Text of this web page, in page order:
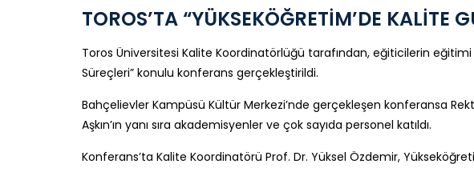
TOROS’TA “YÜKSEKÖĞRETİM’DE KALİTE
Toros Üniversitesi Kalite Koordinatörlüğü tarafından, eğiticilerin
Süreçleri” konulu konferans gerçekleştirildi.
Bahçelievler Kampüsü Kültür Merkezi’nde gerçekleşen konferansa
Aşkın’ın yanı sıra akademisyenler ve çok sayıda personel katıldı.
Konferans’ta Kalite Koordinatörü Prof. Dr. Yüksel Özdemir,